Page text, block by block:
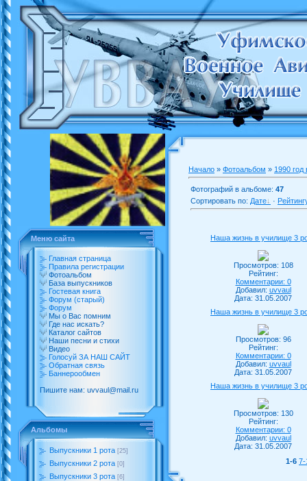
Меню сайта
Главная страница
Правила регистрации
Фотоальбом
База выпускников
Гостевая книга
Форум (старый)
Форум
Мы о Вас помним
Где нас искать?
Каталог сайтов
Наши песни и стихи
Видео
Голосуй ЗА НАШ САЙТ
Обратная связь
Баннерообмен
Пишите нам: uvvaul@mail.ru
Альбомы
Выпускники 1 рота [25]
Выпускники 2 рота [0]
Выпускники 3 рота [6]
Начало » Фотоальбом » 1990 год
Фотографий в альбоме: 47
Сортировать по: Дате ·
Наша жизнь в училище 3
Просмотров: 108
Рейтинг:
Комментарии: 0
Добавил: uvvaul
Дата: 31.05.2007
Наша жизнь в училище 3
Просмотров: 96
Рейтинг:
Комментарии: 0
Добавил: uvvaul
Дата: 31.05.2007
Наша жизнь в училище 3
Просмотров: 130
Рейтинг:
Комментарии: 0
Добавил: uvvaul
Дата: 31.05.2007
1-6 7-